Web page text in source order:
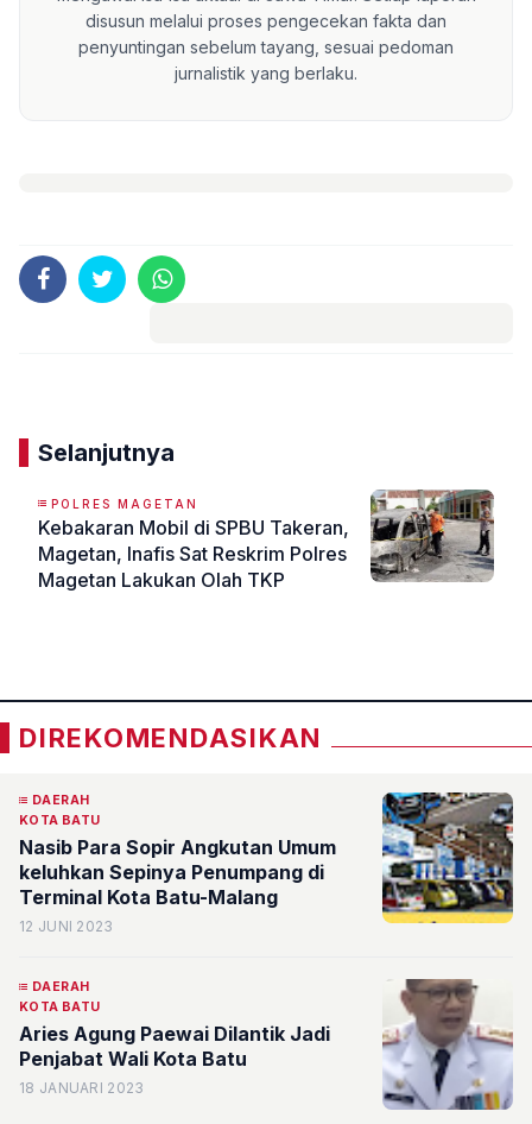
disusun melalui proses pengecekan fakta dan
penyuntingan sebelum tayang, sesuai pedoman
jurnalistik yang berlaku.
Selanjutnya
POLRES MAGETAN
Kebakaran Mobil di SPBU Takeran,
Magetan, Inafis Sat Reskrim Polres
Magetan Lakukan Olah TKP
DIREKOMENDASIKAN
DAERAH
KOTA BATU
Nasib Para Sopir Angkutan Umum
keluhkan Sepinya Penumpang di
Terminal Kota Batu-Malang
12 JUNI 2023
DAERAH
KOTA BATU
Aries Agung Paewai Dilantik Jadi
Penjabat Wali Kota Batu
18 JANUARI 2023